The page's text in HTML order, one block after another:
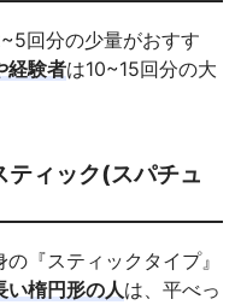
回分の少量がおすす
経験者は10~15回分の大
ィック(スパチュ
『スティックタイプ』
い楕円形の人は、平べっ